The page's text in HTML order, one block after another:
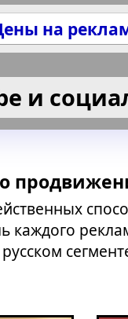
на
и
каждого